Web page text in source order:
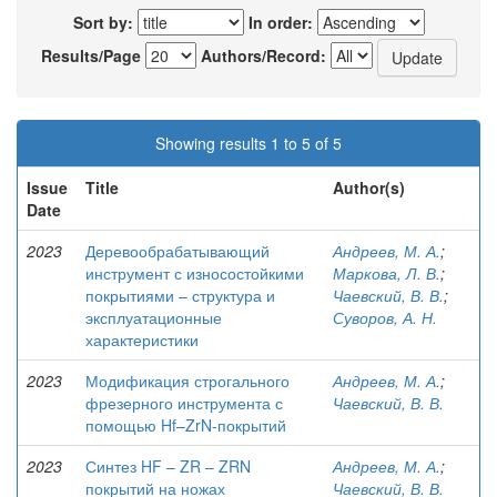
Sort by:
In order:
Results/Page
Authors/Record:
Showing results 1 to 5 of 5
Issue
Date
Title Author(s)
2023
Деревообрабатывающий
инструмент с износостойкими
покрытиями – структура и
эксплуатационные
характеристики
Андреев, М. А.;
Маркова, Л. В.;
Чаевский, В. В.;
Суворов, А. Н.
2023
Модификация строгального
фрезерного инструмента с
помощью Hf–ZrN-покрытий
Андреев, М. А.;
Чаевский, В. В.
2023
Синтез HF – ZR – ZRN
покрытий на ножах
Андреев, М. А.;
Чаевский, В. В.